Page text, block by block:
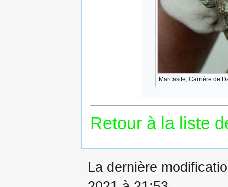
Marcasite, Carrière de
Retour à la liste
La dernière